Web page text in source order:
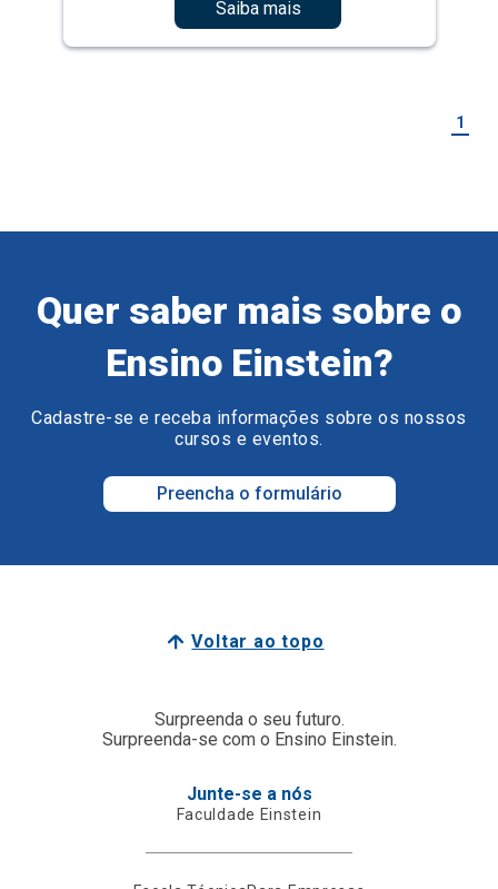
Saiba mais
1
Quer saber mais sobre o
Ensino Einstein?
Cadastre-se e receba informações sobre os nossos
cursos e eventos.
Preencha o formulário
Voltar ao topo
Surpreenda o seu futuro.
Surpreenda-se com o Ensino Einstein.
Junte-se a nós
Faculdade Einstein